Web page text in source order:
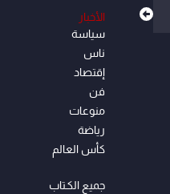
الأخبار
سياسة
ناس
إقتصاد
فن
منوعات
رياضة
كأس العالم
جميع الكـتاب